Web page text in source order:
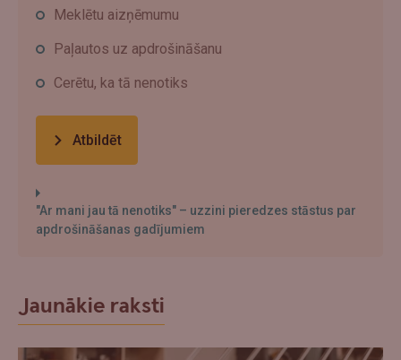
Meklētu aizņēmumu
Paļautos uz apdrošināšanu
Cerētu, ka tā nenotiks
Atbildēt
"Ar mani jau tā nenotiks" – uzzini pieredzes stāstus par
apdrošināšanas gadījumiem
Jaunākie raksti